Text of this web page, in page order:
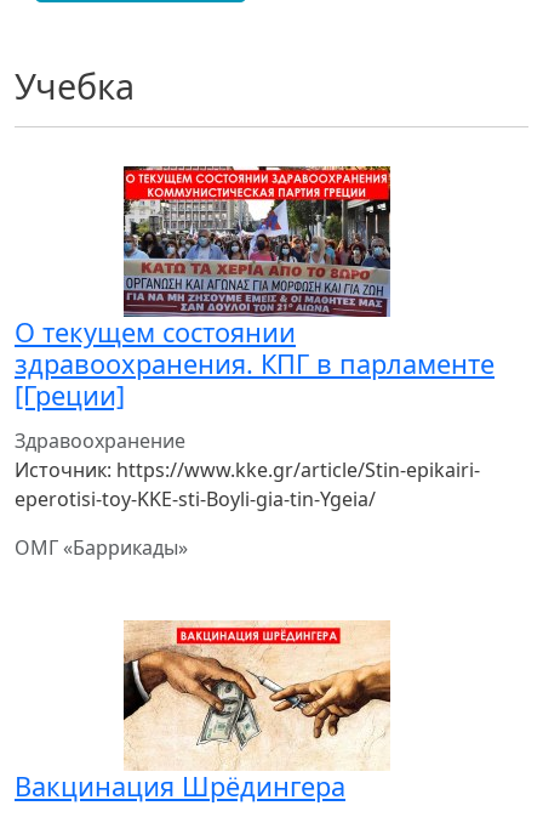
Учебка
О текущем состоянии
здравоохранения. КПГ в парламенте
[Греции]
Здравоохранение
Источник: https://www.kke.gr/article/Stin-epikairi-
eperotisi-toy-KKE-sti-Boyli-gia-tin-Ygeia/
ОМГ «Баррикады»
Вакцинация Шрёдингера